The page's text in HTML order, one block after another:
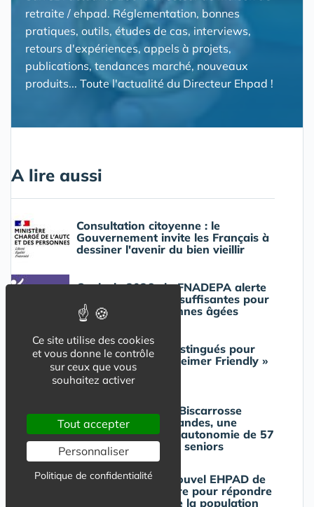
retraite / ehpad. Réglementation, bonnes
pratiques, outils, études de cas, interviews,
retours d'expériences, appels à projets,
publications, tendances marché, nouveaux
produits... Toute l'actualité du Directeur Ehpad !
A lire aussi
Consultation citoyenne : le
Gouvernement invite les Français à
dessiner l'avenir du bien vieillir
Canicule 2026 : la FNADEPA alerte
sur des mesures insuffisantes pour
protéger les personnes âgées
Quatre hôpitaux distingués pour
leurs projets « Alzheimer Friendly »
Énéal et la ville de Biscarrosse
inaugurent Océa'Landes, une
nouvelle résidence autonomie de 57
logements pour les seniors
Bras-Panon : un nouvel EHPAD de
107 lits sort de terre pour répondre
au vieillissement de la population
Ce site utilise des cookies
et vous donne le contrôle
sur ceux que vous
souhaitez activer
Tout accepter
Personnaliser
Politique de confidentialité